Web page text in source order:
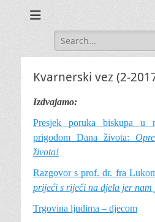
Search
for:
Kvarnerski vez (2-
Izdvajamo:
Presjek poruka biskupa u
prigodom Dana života:
života!
Razgovor s prof. dr. fra
prijeći s riječi na djela jer
Trgovina ljudima – djecom